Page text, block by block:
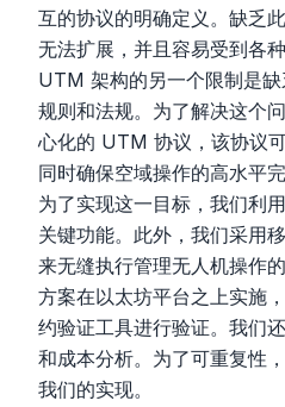
互的协议的明确定义。缺乏
无法扩展，并且容易受到各
UTM 架构的另一个限制是
规则和法规。为了解决这个
心化的 UTM 协议，该协议
同时确保空域操作的高水平
为了实现这一目标，我们利
关键功能。此外，我们采用
来无缝执行管理无人机操作
方案在以太坊平台之上实施
约验证工具进行验证。我们
和成本分析。为了可重复性
我们的实现。